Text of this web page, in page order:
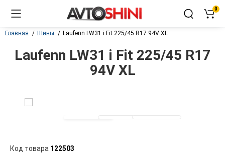
0
Главная Шины Laufenn LW31 i Fit 225/45 R17 94V XL
Laufenn LW31 i Fit 225/45 R17
94V XL
Код товара 122503